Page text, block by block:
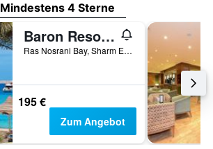
Mindestens 4 Sterne
Baron Resort Sharm El Sheikh
Ras Nosrani Bay, Sharm El-Sheikh, Ägypten
195 €
Zum Angebot